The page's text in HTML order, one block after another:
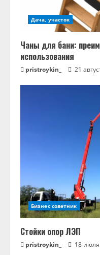
Дача, участок
Чаны для бани:
использования
pristroykin_ 21
Бизнес советник
Стойки опор ЛЭП
pristroykin_ 18